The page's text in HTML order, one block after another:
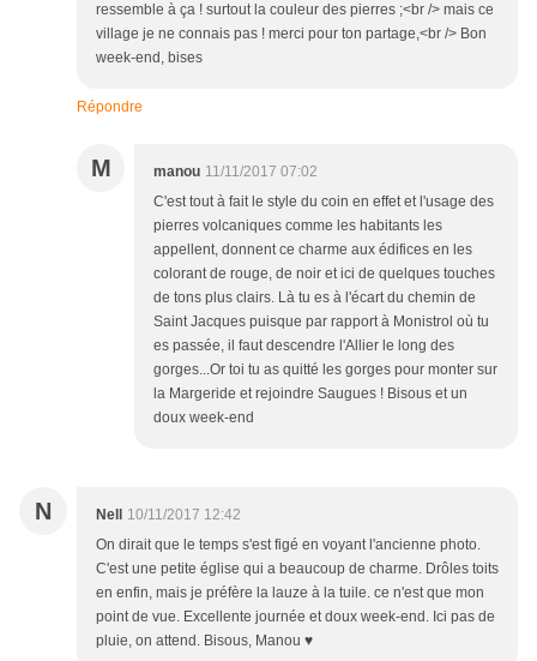
ressemble à ça ! surtout la couleur des pierres ;<br /> mais ce
village je ne connais pas ! merci pour ton partage,<br /> Bon
week-end, bises
Répondre
M manou 11/11/2017 07:02
C'est tout à fait le style du coin en effet et l'usage des
pierres volcaniques comme les habitants les
appellent, donnent ce charme aux édifices en les
colorant de rouge, de noir et ici de quelques touches
de tons plus clairs. Là tu es à l'écart du chemin de
Saint Jacques puisque par rapport à Monistrol où tu
es passée, il faut descendre l'Allier le long des
gorges...Or toi tu as quitté les gorges pour monter sur
la Margeride et rejoindre Saugues ! Bisous et un
doux week-end
N Nell
10/11/2017 12:42
On dirait que le temps s'est figé en voyant l'ancienne photo.
C'est une petite église qui a beaucoup de charme. Drôles toits
en enfin, mais je préfère la lauze à la tuile. ce n'est que mon
point de vue. Excellente journée et doux week-end. Ici pas de
pluie, on attend. Bisous, Manou ♥